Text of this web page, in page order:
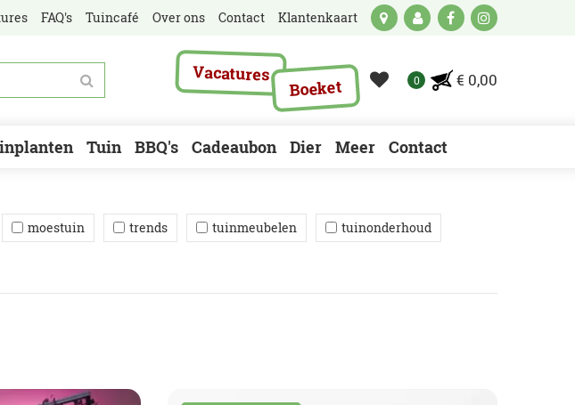
FAQ's Tuincafé Over ons Contact Klantenkaart
Vacatures
Boeket € 0,00
Tuin BBQ's Cadeaubon Dier Meer Contact
moestuin trends tuinmeubelen
tuinonderhoud